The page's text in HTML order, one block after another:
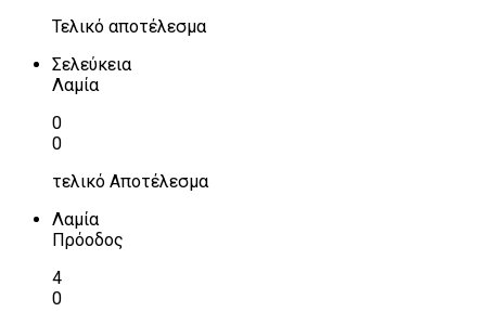
Τελικό αποτέλεσμα
Σελεύκεια
Λαμία
0
0
τελικό Αποτέλεσμα
Λαμία
Πρόοδος
4
0